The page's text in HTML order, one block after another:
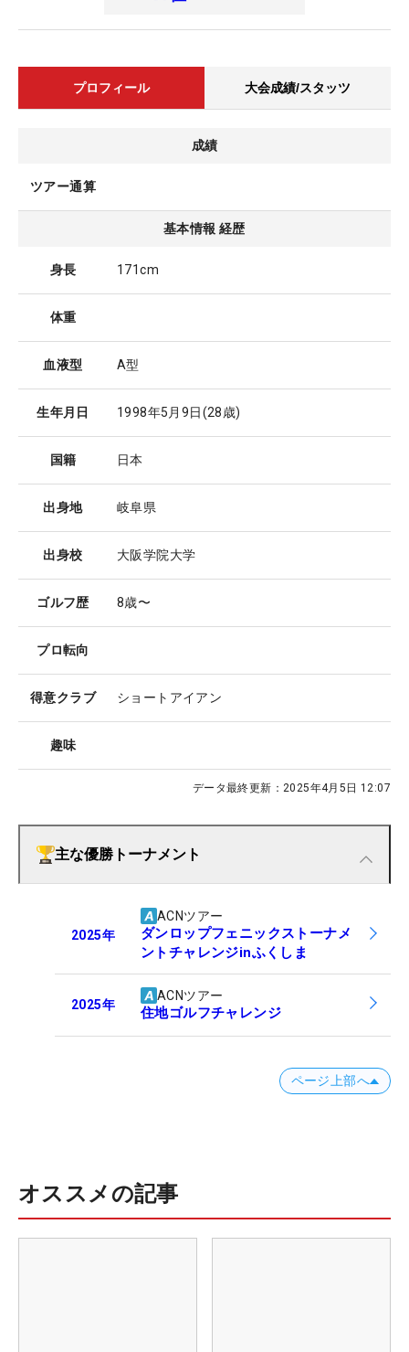
プロフィール 大会成績/スタッツ
成績
ツアー通算
基本情報 経歴
身長 171cm
体重
血液型 A型
生年月日 1998年5月9日(28歳)
国籍 日本
出身地 岐阜県
出身校 大阪学院大学
ゴルフ歴 8歳〜
プロ転向
得意クラブ ショートアイアン
趣味
データ最終更新： 2025年4月5日 12:07
主な優勝トーナメント
2025年
ACNツアー
ダンロップフェニックストーナメ
ントチャレンジinふくしま
2025年
ACNツアー
住地ゴルフチャレンジ
ページ上部へ
オススメの記事